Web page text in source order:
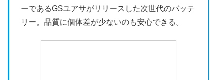
ーであるGSユアサがリリースした次世代のバッテ
リー。品質に個体差が少ないのも安心できる。